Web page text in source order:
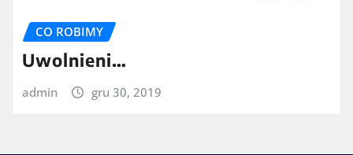
CO ROBIMY
Uwolnieni…
admin gru 30, 2019